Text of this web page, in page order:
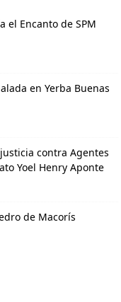
el Encanto de SPM
en Yerba Buenas
contra Agentes
Yoel Henry Aponte
de Macorís